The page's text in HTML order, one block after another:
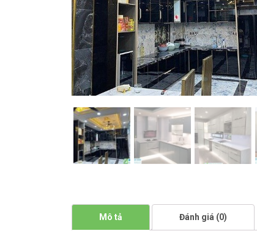
Mô tả Đánh giá (0)